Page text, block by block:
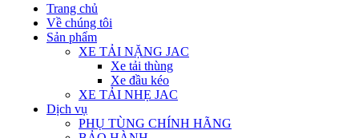
Trang chủ
Về chúng tôi
Sản phẩm
XE TẢI NẶNG JAC
Xe tải thùng
Xe đầu kéo
XE TẢI NHẸ JAC
Dịch vụ
PHỤ TÙNG CHÍNH HÃNG